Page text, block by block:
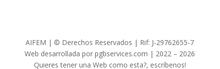
AIFEM | © Derechos Reservados | Rif: J-29762655-7
Web desarrollada por pgbservices.com | 2022 – 2026
Quieres tener una Web como esta?, escríbenos!